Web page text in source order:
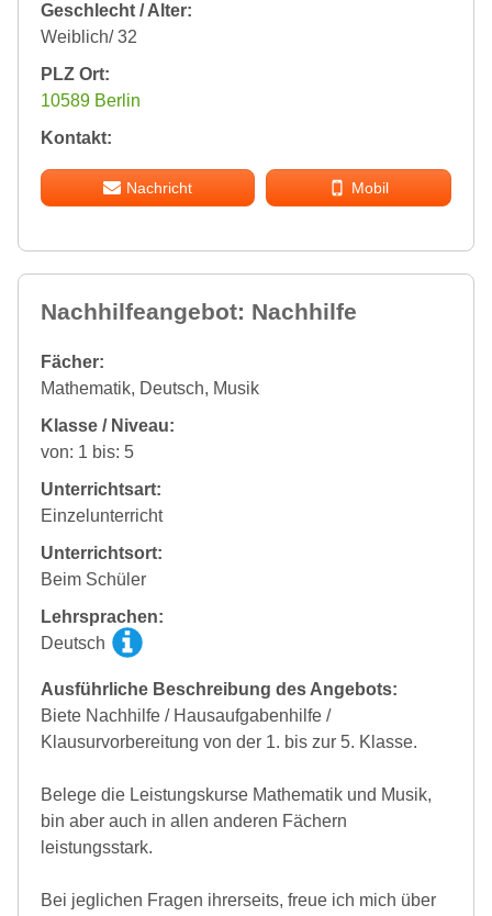
Geschlecht / Alter:
Weiblich/ 32
PLZ Ort:
10589 Berlin
Kontakt:
Nachricht Mobil
Nachhilfeangebot: Nachhilfe
Fächer:
Mathematik, Deutsch, Musik
Klasse / Niveau:
von: 1 bis: 5
Unterrichtsart:
Einzelunterricht
Unterrichtsort:
Beim Schüler
Lehrsprachen:
Deutsch
Ausführliche Beschreibung des Angebots:
Biete Nachhilfe / Hausaufgabenhilfe /
Klausurvorbereitung von der 1. bis zur 5. Klasse.
Belege die Leistungskurse Mathematik und Musik,
bin aber auch in allen anderen Fächern
leistungsstark.
Bei jeglichen Fragen ihrerseits, freue ich mich über